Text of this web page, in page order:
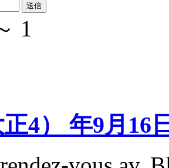
1
4） 年9月16